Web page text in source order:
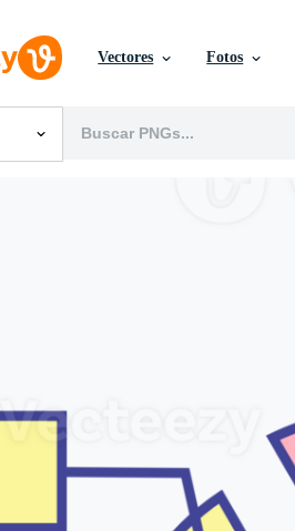
Vectores Fotos